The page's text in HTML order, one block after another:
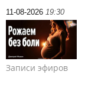
11-08-2026 19:30
Записи эфиров